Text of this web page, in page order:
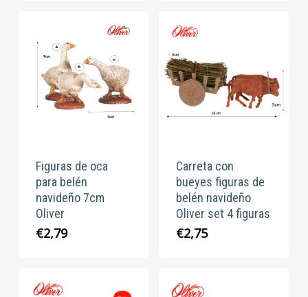
Figuras de oca
para belén
navideño 7cm
Oliver
€2,79
Carreta con
bueyes figuras de
belén navideño
Oliver set 4 figuras
€2,75